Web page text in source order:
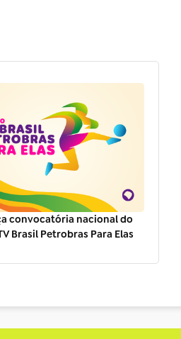
convocatória nacional do
Brasil Petrobras Para Elas